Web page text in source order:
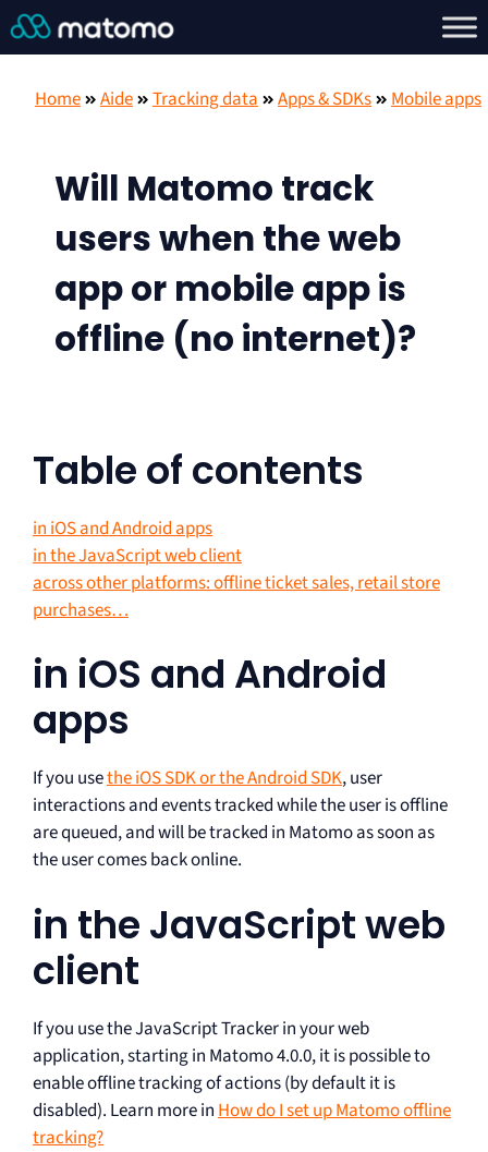
Home Aide Tracking data Apps & SDKs Mobile apps
Will Matomo track
users when the web
app or mobile app is
offline (no internet)?
Table of contents
in iOS and Android apps
in the JavaScript web client
across other platforms: offline ticket sales, retail store
purchases…
in iOS and Android
apps
If you usethe iOS SDK or the Android SDK, user
interactions and events tracked while the user is offline
are queued, and will be tracked in Matomo as soon as
the user comes back online.
in the JavaScript web
client
If you use the JavaScript Tracker in your web
application, starting in Matomo 4.0.0, it is possible to
enable offline tracking of actions (by default it is
disabled). Learn more in How do I set up Matomo offline
tracking?